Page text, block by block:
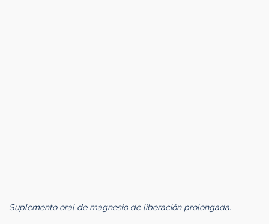
Suplemento oral de magnesio de liberación prolongada.